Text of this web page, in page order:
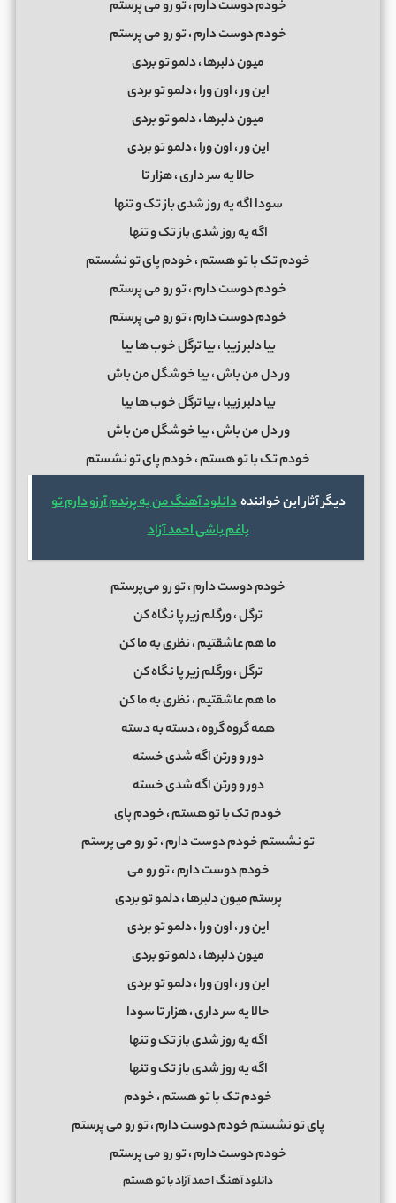
خودم دوست دارم ، تو رو می ‌پرستم
خودم دوست دارم ، تو رو می ‌پرستم
میون دلبرها ، دلمو تو بردی
این ور ، اون ورا ، دلمو تو بردی
میون دلبرها ، دلمو تو بردی
این ور ، اون ورا ، دلمو تو بردی
حالا یه سر داری ، هزار تا
سودا اگه یه روز شدی باز تک و تنها
اگه یه روز شدی باز تک و تنها
خودم تک با تو هستم ، خودم پای تو نشستم
خودم دوست دارم ، تو رو می ‌پرستم
خودم دوست دارم ، تو رو می ‌پرستم
بیا دلبر زیبا ، بیا ترگل خوب ها بیا
ور دل من باش ، بیا خوشگل من باش
بیا دلبر زیبا ، بیا ترگل خوب ها بیا
ور دل من باش ، بیا خوشگل من باش
خودم تک با تو هستم ، خودم پای تو نشستم
دیگر آثار این خوانندهدانلود آهنگ من یه پرندم آرزو دارم تو
باغم باشی احمد آزاد
خودم دوست دارم ، تو رو می‌پرستم
ترگل ، ورگلم زیر پا نگاه کن
ما هم عاشقتیم ، نظری به ما کن
ترگل ، ورگلم زیر پا نگاه کن
ما هم عاشقتیم ، نظری به ما کن
همه گروه گروه ، دسته به دسته
دور و ورتن اگه شدی خسته
دور و ورتن اگه شدی خسته
خودم تک با تو هستم ، خودم پای
تو نشستم خودم دوست دارم ، تو رو می ‌پرستم
خودم دوست دارم ، تو رو می
‌پرستم میون دلبرها ، دلمو تو بردی
این ور ، اون ورا ، دلمو تو بردی
میون دلبرها ، دلمو تو بردی
این ور ، اون ورا ، دلمو تو بردی
حالا یه سر داری ، هزار تا سودا
اگه یه روز شدی باز تک و تنها
اگه یه روز شدی باز تک و تنها
خودم تک با تو هستم ، خودم
پای تو نشستم خودم دوست دارم ، تو رو می ‌پرستم
خودم دوست دارم ، تو رو می ‌پرستم
دانلود آهنگ احمد آزاد با تو هستم